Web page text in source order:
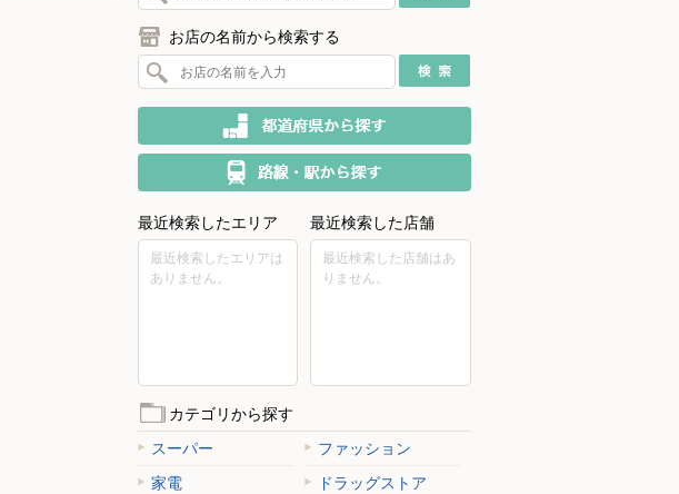
お店の名前から検索する
最近検索したエリア
最近検索したエリアは
ありません。
最近検索した店舗
最近検索した店舗はあ
りません。
カテゴリから探す
スーパー
ファッション
家電
ドラッグストア